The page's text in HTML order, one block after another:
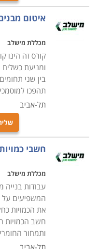
איטום
מכללת מישלב
קורס זה הינו
ומניעת כשלים
בין שני
תהפכו
תל-אביב
חשבי
מכללת מישלב
עבודות בנייה
המשפיעים על
את הכמויות
חשב הכמויות
ותמחור